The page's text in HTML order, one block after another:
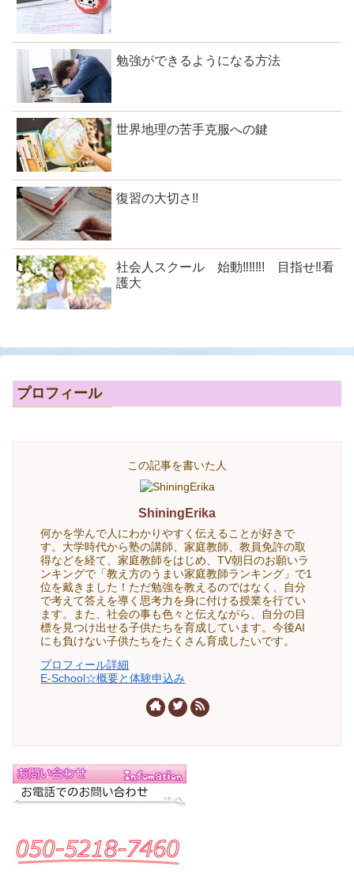
勉強ができるようになる方法
世界地理の苦手克服への鍵
復習の大切さ!!
社会人スクール 始動‼‼‼! 目指せ‼看
護大
プロフィール
この記事を書いた人
ShiningErika
何かを学んで人にわかりやすく伝えることが好きで
す。大学時代から塾の講師、家庭教師、教員免許の取
得などを経て、家庭教師をはじめ、TV朝日のお願いラ
ンキングで「教え方のうまい家庭教師ランキング」で1
位を戴きました！ただ勉強を教えるのではなく、自分
で考えて答えを導く思考力を身に付ける授業を行てい
ます。また、社会の事も色々と伝えながら、自分の目
標を見つけ出せる子供たちを育成しています。今後AI
にも負けない子供たちをたくさん育成したいです。
プロフィール詳細
E-School☆概要と体験申込み